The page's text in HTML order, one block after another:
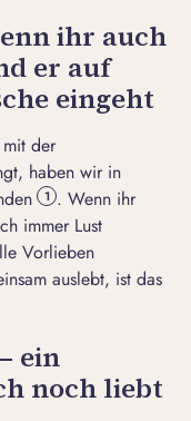
ihr auch
er auf
eingeht
der
haben wir in
1 . Wenn ihr
immer Lust
Vorlieben
auslebt, ist das
ein
noch liebt